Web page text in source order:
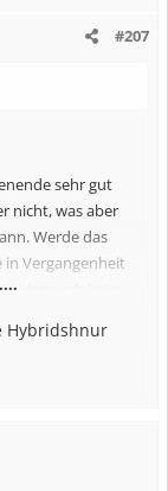
#207
sehr gut
nicht, was aber
Werde das
in Vergangenheit
auch keine
nicht so recht
oder nochmal
Hybridshnur